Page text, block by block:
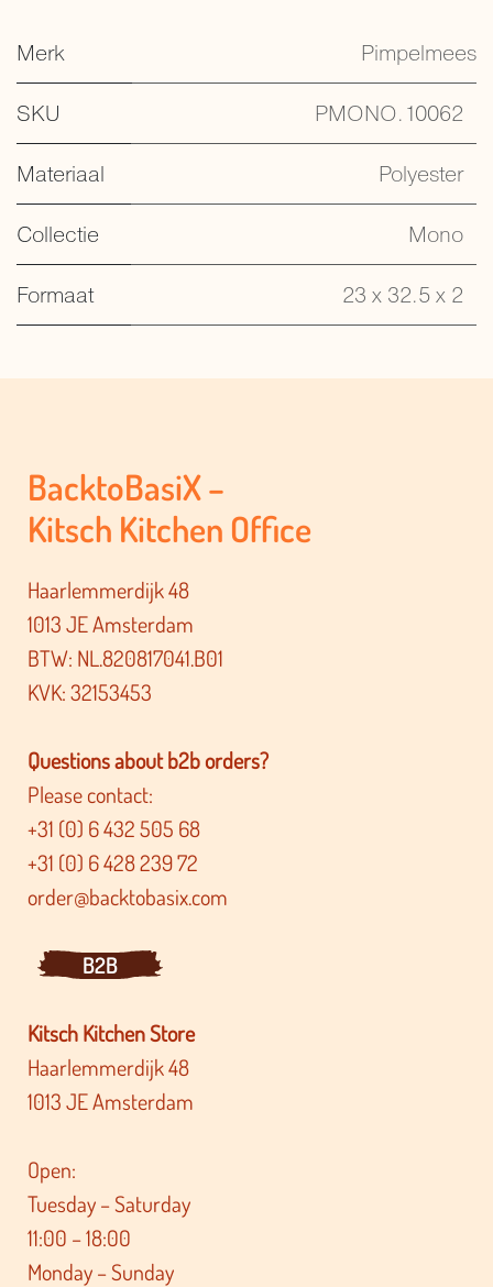
Merk Pimpelmees
SKU PMONO.10062
Materiaal Polyester
Collectie Mono
Formaat 23 x 32.5 x 2
BacktoBasiX –
Kitsch Kitchen Office
Haarlemmerdijk 48
1013 JE Amsterdam
BTW: NL.820817041.B01
KVK: 32153453
Questions about b2b orders?
Please contact:
+31 (0) 6 432 505 68
+31 (0) 6 428 239 72
order@backtobasix.com
B2B
Kitsch Kitchen Store
Haarlemmerdijk 48
1013 JE Amsterdam
Open:
Tuesday – Saturday
11:00 – 18:00
Monday – Sunday